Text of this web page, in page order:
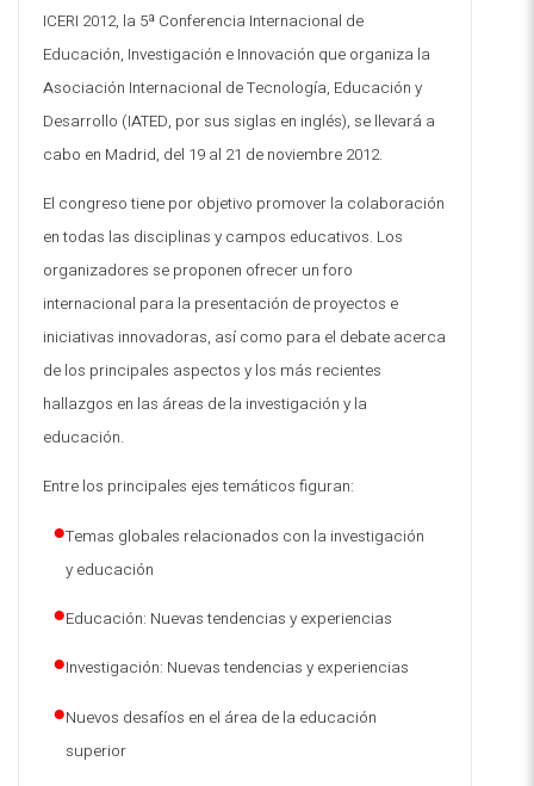
ICERI 2012, la 5ª Conferencia Internacional de
Educación, Investigación e Innovación que organiza la
Asociación Internacional de Tecnología, Educación y
Desarrollo (IATED, por sus siglas en inglés), se llevará a
cabo en Madrid, del 19 al 21 de noviembre 2012.
El congreso tiene por objetivo promover la colaboración
en todas las disciplinas y campos educativos. Los
organizadores se proponen ofrecer un foro
internacional para la presentación de proyectos e
iniciativas innovadoras, así como para el debate acerca
de los principales aspectos y los más recientes
hallazgos en las áreas de la investigación y la
educación.
Entre los principales ejes temáticos figuran:
Temas globales relacionados con la investigación
y educación
Educación: Nuevas tendencias y experiencias
Investigación: Nuevas tendencias y experiencias
Nuevos desafíos en el área de la educación
superior